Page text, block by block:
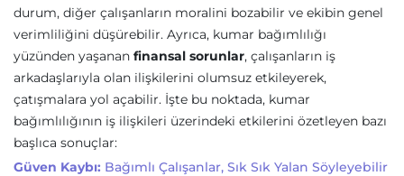
durum, diğer çalışanların moralini bozabilir ve ekibin genel
verimliliğini düşürebilir. Ayrıca, kumar bağımlılığı
yüzünden yaşanan finansal sorunlar, çalışanların iş
arkadaşlarıyla olan ilişkilerini olumsuz etkileyerek,
çatışmalara yol açabilir. İşte bu noktada, kumar
bağımlılığının iş ilişkileri üzerindeki etkilerini özetleyen bazı
başlıca sonuçlar:
Güven Kaybı: Bağımlı Çalışanlar, Sık Sık Yalan Söyleyebilir